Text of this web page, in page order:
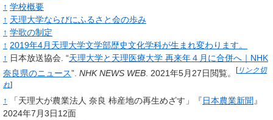
↑ 学校概要
↑ 天理大学ならびにふるさと会の歩み
↑ 学歌の制定
↑ 2019年4月天理大学文学部歴史文化学科が生まれ変わります。
↑ 日本放送協会. “天理大学と天理医療大学 再来年４月に合併へ｜NHK
奈良県のニュース”. NHK NEWS WEB 2021年5月27日閲覧。 [リンク切
れ]
↑ 「天理大が農業法人 奈良 柿産地の再生めざす」『日本農業新聞』
2024年7月3日12面